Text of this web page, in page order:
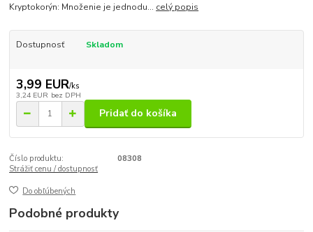
Kryptokorýn: Množenie je jednodu... celý popis
Dostupnosť Skladom
3,99 EUR/ks
3,24 EUR bez DPH
Pridať do košíka
Číslo produktu:
08308
Strážiť cenu / dostupnosť
Do obľúbených
Podobné produkty